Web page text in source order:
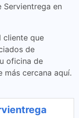
en
cliente que
de
oficina de
más cercana aquí.